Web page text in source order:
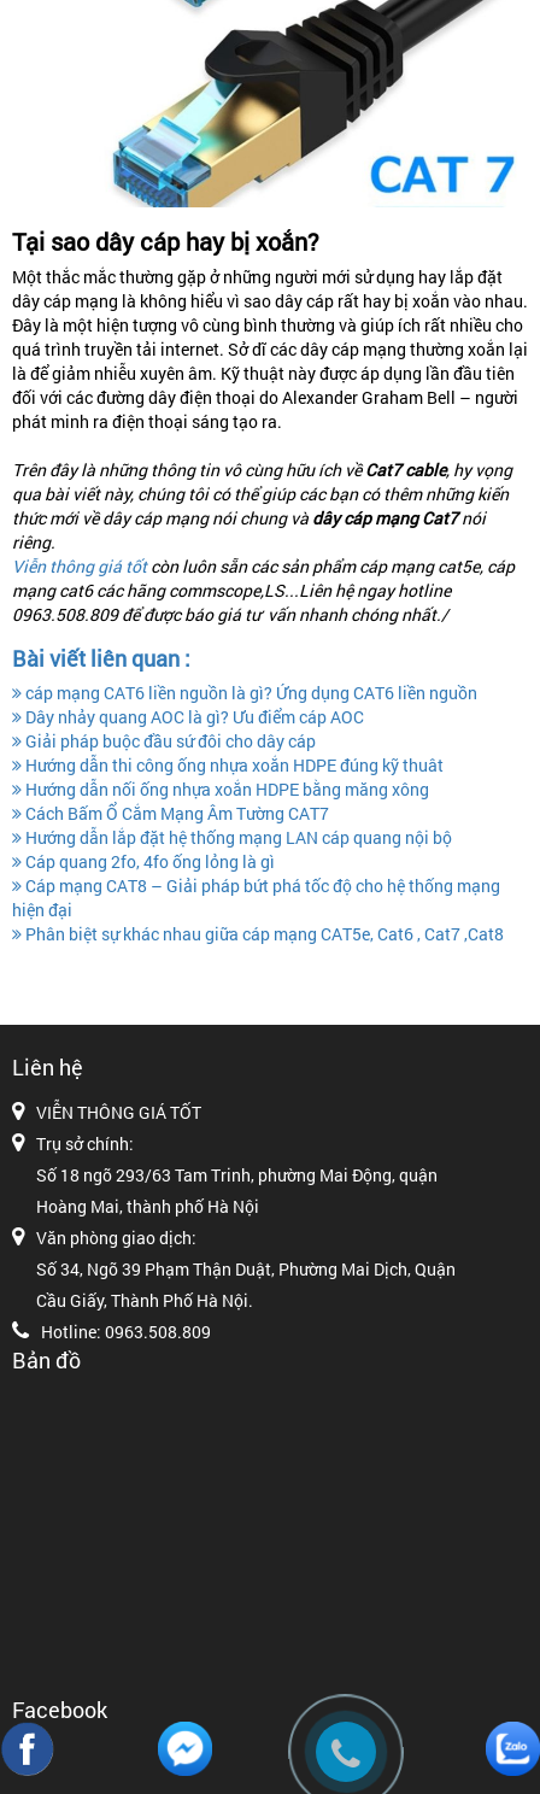
Tại sao dây cáp hay bị xoắn?
Một thắc mắc thường gặp ở những người mới sử dụng hay lắp đặt
dây cáp mạng là không hiểu vì sao dây cáp rất hay bị xoắn vào nhau.
Đây là một hiện tượng vô cùng bình thường và giúp ích rất nhiều cho
quá trình truyền tải internet. Sở dĩ các dây cáp mạng thường xoắn lại
là để giảm nhiễu xuyên âm. Kỹ thuật này được áp dụng lần đầu tiên
đối với các đường dây điện thoại do Alexander Graham Bell – người
phát minh ra điện thoại sáng tạo ra.
Trên đây là những thông tin vô cùng hữu ích vềCat7 cable, hy vọng
qua bài viết này, chúng tôi có thể giúp các bạn có thêm những kiến
thức mới về dây cáp mạng nói chung và dây cáp mạng Cat7nói
riêng.
Viễn thông giá tốtcòn luôn sẵn các sản phẩm cáp mạng cat5e, cáp
mạng cat6 các hãng commscope,LS...Liên hệ ngay hotline
0963.508.809 để được báo giá tư vấn nhanh chóng nhất./
Bài viết liên quan :
cáp mạng CAT6 liền nguồn là gì? Ứng dụng CAT6 liền nguồn
Dây nhảy quang AOC là gì? Ưu điểm cáp AOC
Giải pháp buộc đầu sứ đôi cho dây cáp
Hướng dẫn thi công ống nhựa xoắn HDPE đúng kỹ thuât
Hướng dẫn nối ống nhựa xoắn HDPE bằng măng xông
Cách Bấm Ổ Cắm Mạng Âm Tường CAT7
Hướng dẫn lắp đặt hệ thống mạng LAN cáp quang nội bộ
Cáp quang 2fo, 4fo ống lỏng là gì
Cáp mạng CAT8 – Giải pháp bứt phá tốc độ cho hệ thống mạng
hiện đại
Phân biệt sự khác nhau giữa cáp mạng CAT5e, Cat6 , Cat7 ,Cat8
Liên hệ
VIỄN THÔNG GIÁ TỐT
Trụ sở chính:
Số 18 ngõ 293/63 Tam Trinh, phường Mai Động, quận
Hoàng Mai, thành phố Hà Nội
Văn phòng giao dịch:
Số 34, Ngõ 39 Phạm Thận Duật, Phường Mai Dịch, Quận
Cầu Giấy, Thành Phố Hà Nội.
Hotline: 0963.508.809
Bản đồ
Facebook